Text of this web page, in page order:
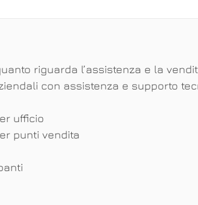
riguarda l’assistenza e la
con assistenza e supporto
ufficio
punti vendita